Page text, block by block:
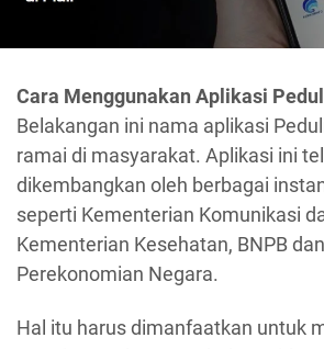
Cara Menggunakan Aplikasi
Belakangan ini nama aplikasi
ramai di masyarakat. Aplikasi ini
dikembangkan oleh berbagai
seperti Kementerian Komunikasi
Kementerian Kesehatan, BNPB
Perekonomian Negara.
Hal itu harus dimanfaatkan untuk